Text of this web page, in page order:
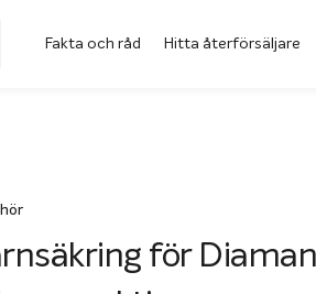
Fakta och råd Hitta återförsäljare
för